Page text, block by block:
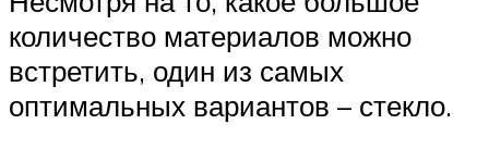
количество материалов можно
встретить, один из самых
оптимальных вариантов – стекло.